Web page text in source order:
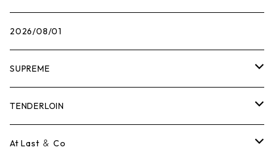
2026/08/01
SUPREME
Tシャツ
ロンTEE
TENDERLOIN
Tシャツ
At Last ＆ Co